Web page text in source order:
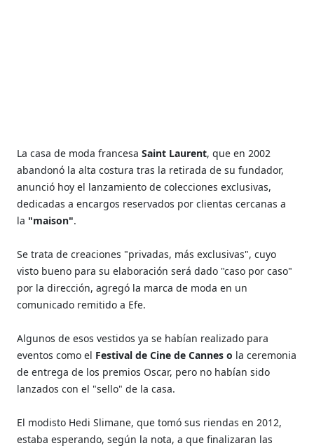
La casa de moda francesaSaint Laurent, que en 2002
abandonó la alta costura tras la retirada de su fundador,
anunció hoy el lanzamiento de colecciones exclusivas,
dedicadas a encargos reservados por clientas cercanas a
la "maison".
Se trata de creaciones "privadas, más exclusivas", cuyo
visto bueno para su elaboración será dado "caso por caso"
por la dirección, agregó la marca de moda en un
comunicado remitido a Efe.
Algunos de esos vestidos ya se habían realizado para
eventos como el Festival de Cine de Cannes o la ceremonia
de entrega de los premios Oscar, pero no habían sido
lanzados con el "sello" de la casa.
El modisto Hedi Slimane, que tomó sus riendas en 2012,
estaba esperando, según la nota, a que finalizaran las